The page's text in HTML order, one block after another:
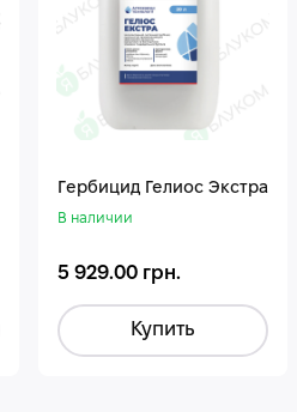
Гepбицид Гелиос Экстра
В наличии
5 929.00 грн.
Купить